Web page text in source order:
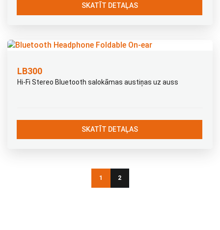
SKATĪT DETAĻAS
LB300
Hi-Fi Stereo Bluetooth salokāmas austiņas uz auss
SKATĪT DETAĻAS
1 2